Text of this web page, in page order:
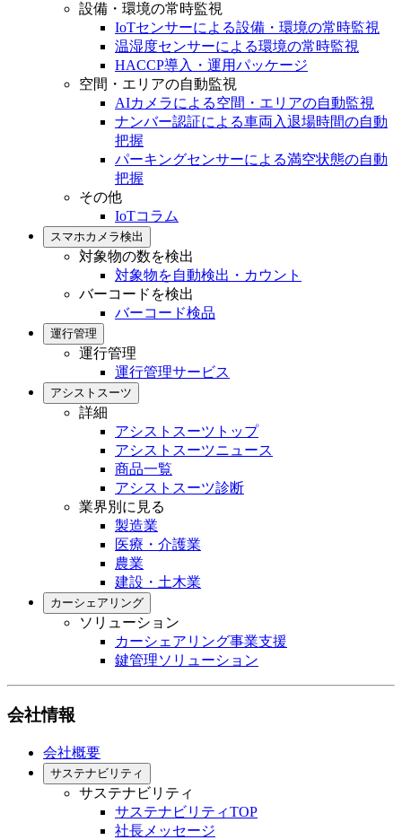
設備・環境の常時監視
IoTセンサーによる設備・環境の常時監視
温湿度センサーによる環境の常時監視
HACCP導入・運用パッケージ
空間・エリアの自動監視
AIカメラによる空間・エリアの自動監視
ナンバー認証による車両入退場時間の自動
把握
パーキングセンサーによる満空状態の自動
把握
その他
IoTコラム
スマホカメラ検出
対象物の数を検出
対象物を自動検出・カウント
バーコードを検出
バーコード検品
運行管理
運行管理
運行管理サービス
アシストスーツ
詳細
アシストスーツトップ
アシストスーツニュース
商品一覧
アシストスーツ診断
業界別に見る
製造業
医療・介護業
農業
建設・土木業
カーシェアリング
ソリューション
カーシェアリング事業支援
鍵管理ソリューション
会社情報
会社概要
サステナビリティ
サステナビリティ
サステナビリティTOP
社長メッセージ